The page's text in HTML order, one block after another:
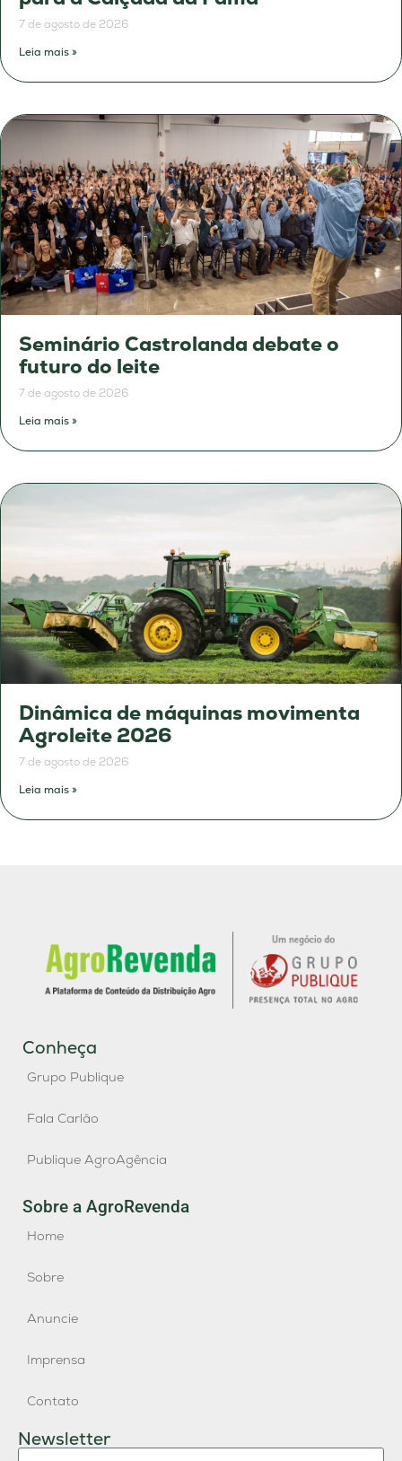
7 de agosto de 2026
Leia mais »
Seminário Castrolanda debate o
futuro do leite
7 de agosto de 2026
Leia mais »
Dinâmica de máquinas movimenta
Agroleite 2026
7 de agosto de 2026
Leia mais »
Conheça
Grupo Publique
Fala Carlão
Publique AgroAgência
Sobre a AgroRevenda
Home
Sobre
Anuncie
Imprensa
Contato
Newsletter